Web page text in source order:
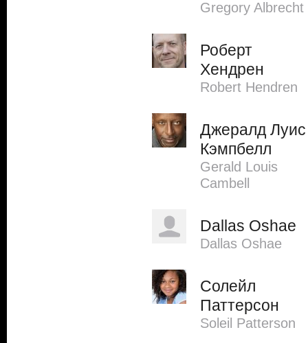
Gregory Albrecht
Роберт
Хендрен
Robert Hendren
Джералд Луис
Кэмпбелл
Gerald Louis
Cambell
Dallas Oshae
Dallas Oshae
Солейл
Паттерсон
Soleil Patterson